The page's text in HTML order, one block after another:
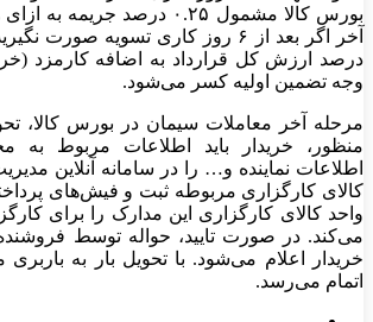
بورس کالا مشمول ۰.۲۵ درصد
درصد ارزش کل قرارداد به اضافه کارمزد
وجه تضمین اولیه کسر می‌شود.
مرحله آخر معاملات سیمان در بورس کالا،
منظور، خریدار باید اطلاعات مربوط به
اطلاعات نماینده و… را در سامانه آنلاین
کالای کارگزاری مربوطه ثبت و فیش‌های
واحد کالای کارگزاری این مدارک را برای
می‌کند. در صورت تایید، حواله توسط فروشنده
خریدار اعلام می‌شود. با تحویل بار به
اتمام می‌رسد.